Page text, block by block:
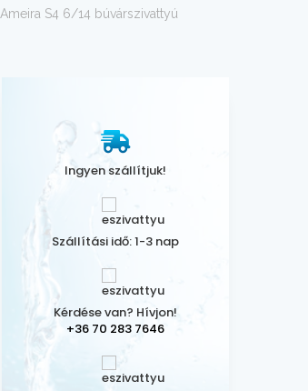
S4 6/14 búvárszivattyú
Ingyen szállítjuk!
Szállítási idő: 1-3 nap
Kérdése van? Hívjon!
+36 70 283 7646